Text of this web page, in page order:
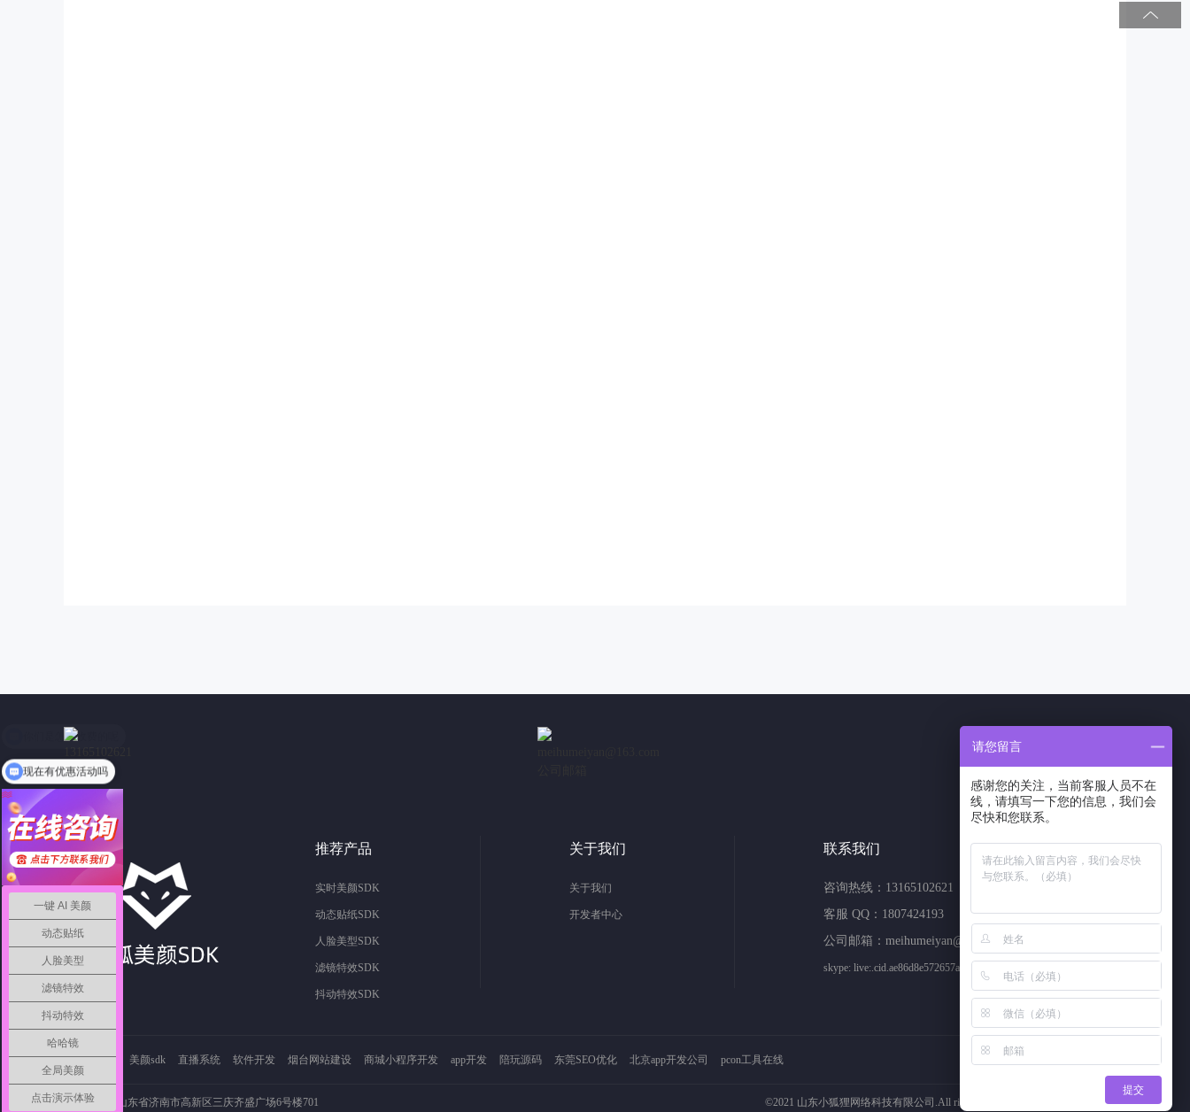
咨询热线
客服QQ
推荐产品
实时美颜SDK
动态贴纸SDK
人脸美型SDK
滤镜特效SDK
抖动特效SDK
关于我们
关于我们
开发者中心
联系我们
咨询热线：13165102621
客服 QQ：1807424193
公司邮箱：meihumeiyan@163.com
skype: live:.cid.ae86d8e572657a11
友情链接： 美颜sdk 直播系统 软件开发 烟台网站建设 商城小程序开发 app开发 陪玩源码 东莞SEO优化 北京app开发公司 pcon工具在线
公司地址：山东省济南市高新区三庆齐盛广场6号楼701 ©2021 山东小狐狸网络科技有限公司.All rights reserved. 鲁ICP备17012017号-10
一键 AI 美颜
动态贴纸
人脸美型
滤镜特效
抖动特效
哈哈镜
全局美颜
点击演示体验
现在有优惠活动吗
请您留言
感谢您的关注，当前客服人员不在
线，请填写一下您的信息，我们会
尽快和您联系。
提交